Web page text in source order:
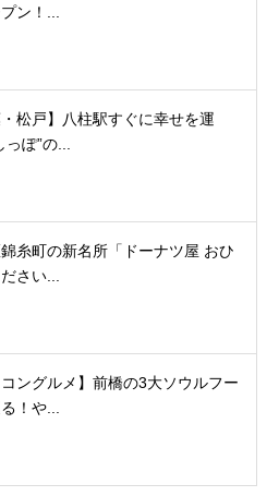
ン！...
・松戸】八柱駅すぐに幸せを運
ぽ”の...
糸町の新名所「ドーナツ屋 おひ
さい...
コングルメ】前橋の3大ソウルフー
！や...